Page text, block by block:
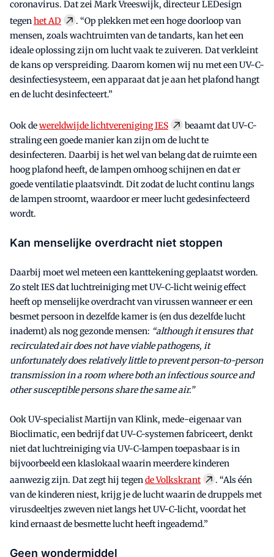
coronavirus. Dat zei Mark Vreeswijk, directeur LEDesign
tegenhet AD
. “Op plekken met een hoge doorloop van
mensen, zoals wachtruimten van de tandarts, kan het een
ideale oplossing zijn om lucht vaak te zuiveren. Dat verkleint
de kans op verspreiding. Daarom komen wij nu met een UV-C-
desinfectiesysteem, een apparaat dat je aan het plafond hangt
en de lucht desinfecteert.”
Ook dewereldwijde lichtvereniging IES
beaamt dat UV-C-
straling een goede manier kan zijn om de lucht te
desinfecteren. Daarbij is het wel van belang dat de ruimte een
hoog plafond heeft, de lampen omhoog schijnen en dat er
goede ventilatie plaatsvindt. Dit zodat de lucht continu langs
de lampen stroomt, waardoor er meer lucht gedesinfecteerd
wordt.
Kan menselijke overdracht niet stoppen
Daarbij moet wel meteen een kanttekening geplaatst worden.
Zo stelt IES dat luchtreiniging met UV-C-licht weinig effect
heeft op menselijke overdracht van virussen wanneer er een
besmet persoon in dezelfde kamer is (en dus dezelfde lucht
inademt) als nog gezonde mensen: “although it ensures that
recirculated air does not have viable pathogens, it
unfortunately does relatively little to prevent person-to-person
transmission in a room where both an infectious source and
other susceptible persons share the same air.”
Ook UV-specialist Martijn van Klink, mede-eigenaar van
Bioclimatic, een bedrijf dat UV-C-systemen fabriceert, denkt
niet dat luchtreiniging via UV-C-lampen toepasbaar is in
bijvoorbeeld een klaslokaal waarin meerdere kinderen
aanwezig zijn. Dat zegt hij tegende Volkskrant
. “Als één
van de kinderen niest, krijg je de lucht waarin de druppels met
virusdeeltjes zweven niet langs het UV-C-licht, voordat het
kind ernaast de besmette lucht heeft ingeademd.”
Geen wondermiddel